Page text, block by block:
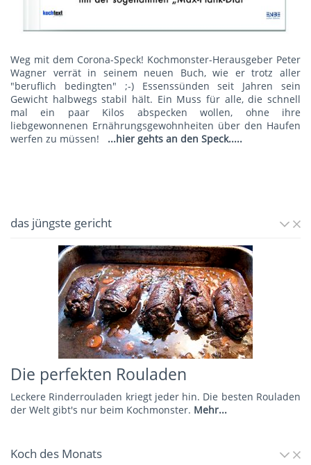
Weg mit dem Corona-Speck! Kochmonster-Herausgeber Peter
Wagner verrät in seinem neuen Buch, wie er trotz aller
"beruflich bedingten" ;-) Essenssünden seit Jahren sein
Gewicht halbwegs stabil hält. Ein Muss für alle, die schnell
mal ein paar Kilos abspecken wollen, ohne ihre
liebgewonnenen Ernährungsgewohnheiten über den Haufen
werfen zu müssen!
...hier gehts an den Speck.....
das jüngste gericht
Die perfekten Rouladen
Leckere Rinderrouladen kriegt jeder hin. Die besten Rouladen
der Welt gibt's nur beim Kochmonster. Mehr...
Koch des Monats